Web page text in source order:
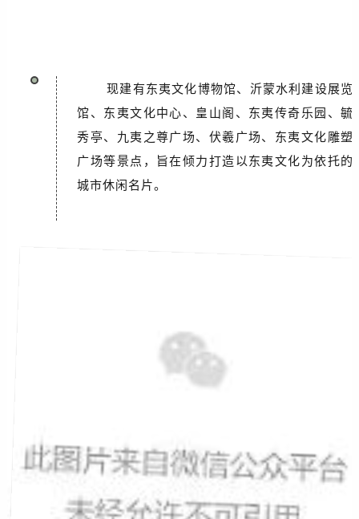
现建有东夷文化博物馆、沂蒙水利建设展览
馆、东夷文化中心、皇山阁、东夷传奇乐园、毓
秀亭、九夷之尊广场、伏羲广场、东夷文化雕塑
广场等景点，旨在倾力打造以东夷文化为依托的
城市休闲名片。